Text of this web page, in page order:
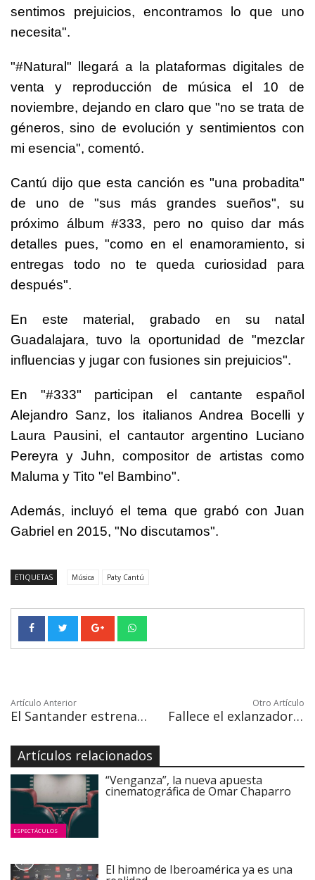
sentimos prejuicios, encontramos lo que uno
necesita".
"#Natural" llegará a la plataformas digitales de
venta y reproducción de música el 10 de
noviembre, dejando en claro que "no se trata de
géneros, sino de evolución y sentimientos con
mi esencia", comentó.
Cantú dijo que esta canción es "una probadita"
de uno de "sus más grandes sueños", su
próximo álbum #333, pero no quiso dar más
detalles pues, "como en el enamoramiento, si
entregas todo no te queda curiosidad para
después".
En este material, grabado en su natal
Guadalajara, tuvo la oportunidad de "mezclar
influencias y jugar con fusiones sin prejuicios".
En "#333" participan el cantante español
Alejandro Sanz, los italianos Andrea Bocelli y
Laura Pausini, el cantautor argentino Luciano
Pereyra y Juhn, compositor de artistas como
Maluma y Tito "el Bambino".
Además, incluyó el tema que grabó con Juan
Gabriel en 2015, "No discutamos".
ETIQUETAS Música Paty Cantú
Artículo Anterior
El Santander estrena un nuevo modelo de banca digital en México
Otro Artículo
Fallece el exlanzador Roy Halladay en accidente de aviación
Artículos relacionados
ESPECTÁCULOS
“Venganza”, la nueva apuesta
cinematográfica de Omar Chaparro
El himno de Iberoamérica ya es una